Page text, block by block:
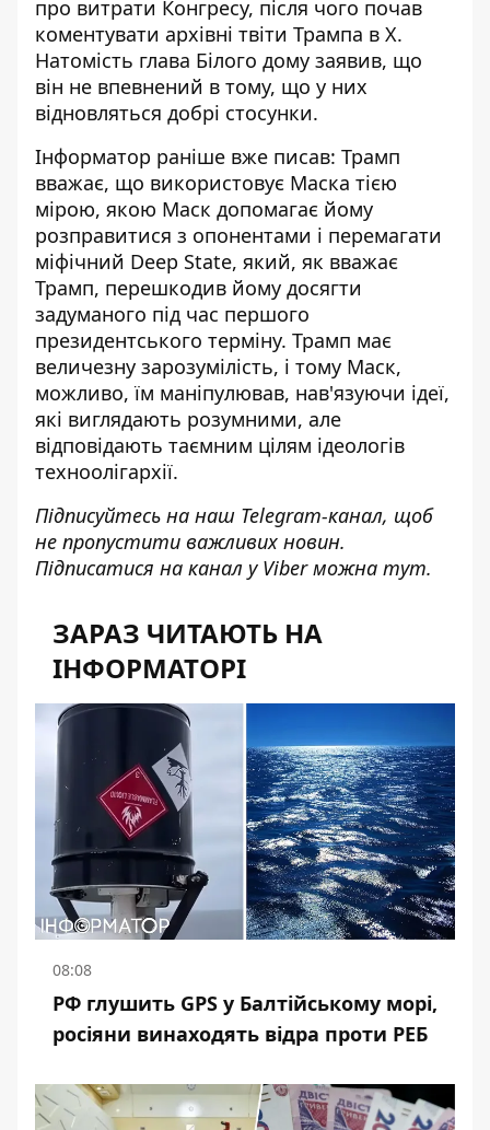
про витрати Конгресу, після чого почав
коментувати архівні твіти Трампа в X.
Натомість глава Білого дому заявив, що
він не впевнений в тому, що у них
відновляться добрі стосунки.
Інформатор раніше вже писав: Трамп
вважає, що використовує Маска тією
мірою, якою Маск допомагає йому
розправитися з опонентами і перемагати
міфічний Deep State, який, як вважає
Трамп, перешкодив йому досягти
задуманого під час першого
президентського терміну. Трамп має
величезну зарозумілість, і тому Маск,
можливо, їм маніпулював, нав'язуючи ідеї,
які виглядають розумними, але
відповідають таємним цілям ідеологів
техноолігархії.
Підписуйтесь на наш Telegram-канал, щоб
не пропустити важливих новин.
Підписатися на канал у Viber можна тут.
ЗАРАЗ ЧИТАЮТЬ НА
ІНФОРМАТОРІ
08:08
РФ глушить GPS у Балтійському морі,
росіяни винаходять відра проти РЕБ